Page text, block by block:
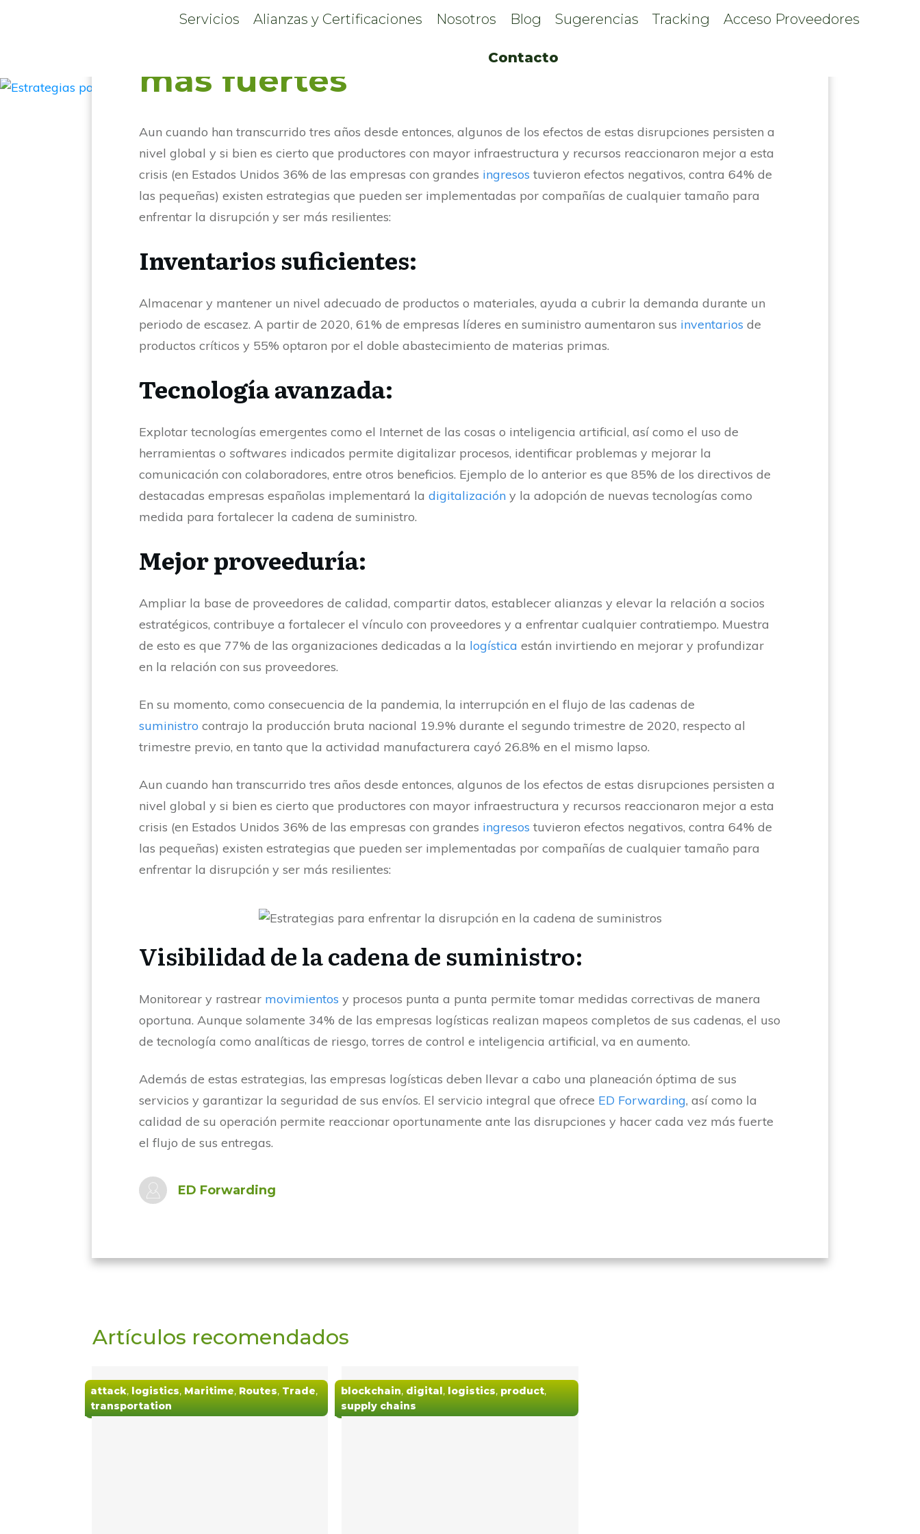
Servicios Alianzas y Certificaciones Nosotros Blog Sugerencias Tracking Acceso Proveedores
Contacto
Postedjunio 26, 2023
Cadenas de suministro cada vez
más fuertes
Aun cuando han transcurrido tres años desde entonces, algunos de los efectos de estas disrupciones persisten a
nivel global y si bien es cierto que productores con mayor infraestructura y recursos reaccionaron mejor a esta
crisis (en Estados Unidos 36% de las empresas con grandes ingresos tuvieron efectos negativos, contra 64% de
las pequeñas) existen estrategias que pueden ser implementadas por compañías de cualquier tamaño para
enfrentar la disrupción y ser más resilientes:
Inventarios suficientes:
Almacenar y mantener un nivel adecuado de productos o materiales, ayuda a cubrir la demanda durante un
periodo de escasez. A partir de 2020, 61% de empresas líderes en suministro aumentaron sus inventarios de
productos críticos y 55% optaron por el doble abastecimiento de materias primas.
Tecnología avanzada:
Explotar tecnologías emergentes como el Internet de las cosas o inteligencia artificial, así como el uso de
herramientas osoftwares indicados permite digitalizar procesos, identificar problemas y mejorar la
comunicación con colaboradores, entre otros beneficios. Ejemplo de lo anterior es que 85% de los directivos de
destacadas empresas españolas implementará ladigitalización y la adopción de nuevas tecnologías como
medida para fortalecer la cadena de suministro.
Mejor proveeduría:
Ampliar la base de proveedores de calidad, compartir datos, establecer alianzas y elevar la relación a socios
estratégicos, contribuye a fortalecer el vínculo con proveedores y a enfrentar cualquier contratiempo. Muestra
de esto es que 77% de las organizaciones dedicadas a la logística están invirtiendo en mejorar y profundizar
en la relación con sus proveedores.
En su momento, como consecuencia de la pandemia, la interrupción en el flujo de las cadenas de
suministro contrajo la producción bruta nacional 19.9% durante el segundo trimestre de 2020, respecto al
trimestre previo, en tanto que la actividad manufacturera cayó 26.8% en el mismo lapso.
Aun cuando han transcurrido tres años desde entonces, algunos de los efectos de estas disrupciones persisten a
nivel global y si bien es cierto que productores con mayor infraestructura y recursos reaccionaron mejor a esta
crisis (en Estados Unidos 36% de las empresas con grandes ingresos tuvieron efectos negativos, contra 64% de
las pequeñas) existen estrategias que pueden ser implementadas por compañías de cualquier tamaño para
enfrentar la disrupción y ser más resilientes:
Visibilidad de la cadena de suministro:
Monitorear y rastrear movimientos y procesos punta a punta permite tomar medidas correctivas de manera
oportuna. Aunque solamente 34% de las empresas logísticas realizan mapeos completos de sus cadenas, el uso
de tecnología como analíticas de riesgo, torres de control e inteligencia artificial, va en aumento.
Además de estas estrategias, las empresas logísticas deben llevar a cabo una planeación óptima de sus
servicios y garantizar la seguridad de sus envíos. El servicio integral que ofrece ED Forwarding, así como la
calidad de su operación permite reaccionar oportunamente ante las disrupciones y hacer cada vez más fuerte
el flujo de sus entregas.
ED Forwarding
Artículos recomendados
attack, logistics, Maritime, Routes, Trade,
transportation
blockchain, digital, logistics, product,
supply chains